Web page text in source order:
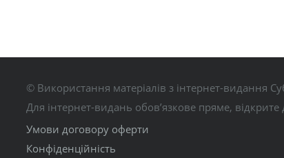
© Використання матеріалів з інтернет-видання
Для інтернет-видань обов’язкове пряме,
Умови договору оферти
Конфіденційність